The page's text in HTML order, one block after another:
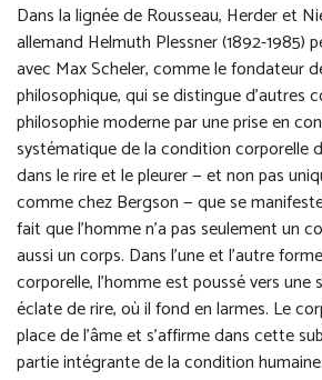
Dans la lignée de Rousseau, Herder et
allemand Helmuth Plessner (1892-1985)
avec Max Scheler, comme le fondateur
philosophique, qui se distingue d’autres
philosophie moderne par une prise en
systématique de la condition corporelle
dans le rire et le pleurer — et non pas
comme chez Bergson — que se
fait que l’homme n’a pas seulement un
aussi un corps. Dans l’une et l’autre
corporelle, l’homme est poussé vers
éclate de rire, où il fond en larmes. Le
place de l’âme et s’affirme dans cette
partie intégrante de la condition humaine.